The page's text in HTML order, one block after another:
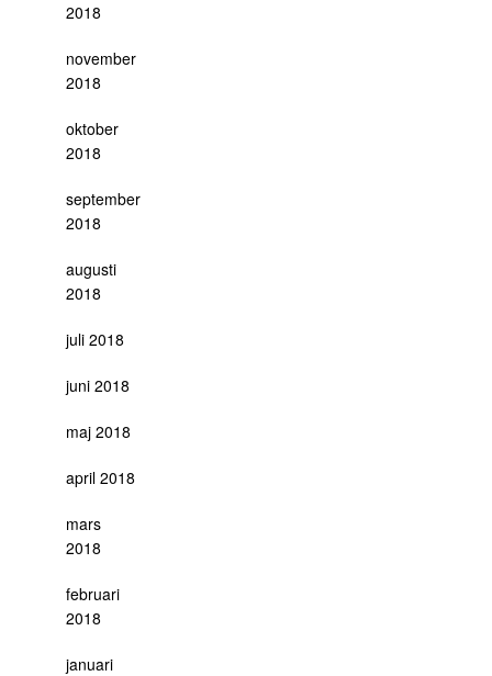
2018
november
2018
oktober
2018
september
2018
augusti
2018
juli 2018
juni 2018
maj 2018
april 2018
mars
2018
februari
2018
januari